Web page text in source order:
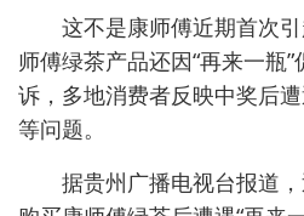
这不是康师傅近期首次
师傅绿茶产品还因“再来一瓶
诉，多地消费者反映中奖后
等问题。
据贵州广播电视台报道